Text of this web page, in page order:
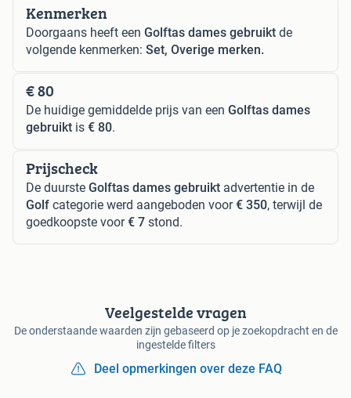
Kenmerken
Doorgaans heeft een Golftas dames gebruikt de
volgende kenmerken: Set, Overige merken.
€ 80
De huidige gemiddelde prijs van een Golftas dames
gebruikt is € 80.
Prijscheck
De duurste Golftas dames gebruikt advertentie in de
Golf categorie werd aangeboden voor€ 350, terwijl de
goedkoopste voor€ 7 stond.
Veelgestelde vragen
De onderstaande waarden zijn gebaseerd op je zoekopdracht en de
ingestelde filters
Deel opmerkingen over deze FAQ